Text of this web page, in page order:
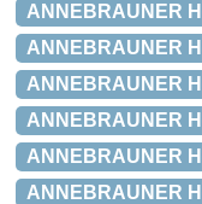
ANNEBRAUNER
ANNEBRAUNER
ANNEBRAUNER
ANNEBRAUNER
ANNEBRAUNER
ANNEBRAUNER